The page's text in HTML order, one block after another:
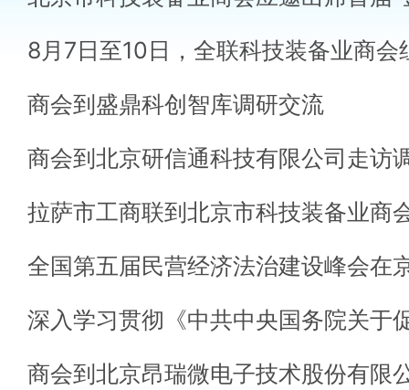
商会到盛鼎科创智库调研交流
商会到北京研信通科技有限公司走访
全国第五届民营经济法治建设峰会在